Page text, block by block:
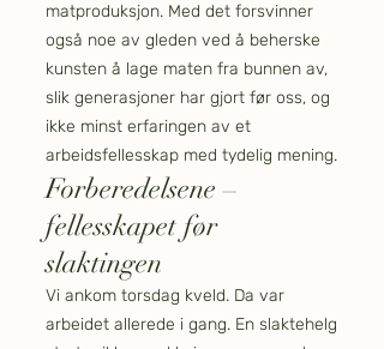
matproduksjon. Med det forsvinner
også noe av gleden ved å beherske
kunsten å lage maten fra bunnen av,
slik generasjoner har gjort før oss, og
ikke minst erfaringen av et
arbeidsfellesskap med tydelig mening.
Forberedelsene –
fellesskapet før
slaktingen
Vi ankom torsdag kveld. Da var
arbeidet allerede i gang. En slaktehelg